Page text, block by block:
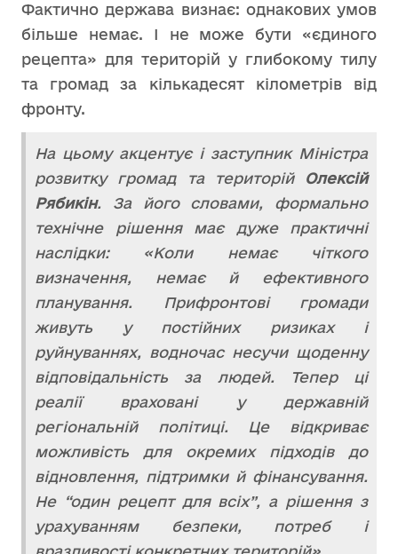
Фактично держава визнає: однакових умов
більше немає. І не може бути «єдиного
рецепта» для територій у глибокому тилу
та громад за кількадесят кілометрів від
фронту.
На цьому акцентує і заступник Міністра
розвитку громад та територій
Олексій
Рябикін. За його словами, формально
технічне рішення має дуже практичні
наслідки: «Коли немає чіткого
визначення, немає й ефективного
планування. Прифронтові громади
живуть у постійних ризиках і
руйнуваннях, водночас несучи щоденну
відповідальність за людей. Тепер ці
реалії враховані у державній
регіональній політиці. Це відкриває
можливість для окремих підходів до
відновлення, підтримки й фінансування.
Не “один рецепт для всіх”, а рішення з
урахуванням безпеки, потреб і